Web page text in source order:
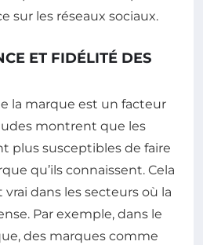
sur les réseaux sociaux.
ET FIDÉLITÉ DES
la marque est un facteur
montrent que les
plus susceptibles de faire
qu’ils connaissent. Cela
dans les secteurs où la
Par exemple, dans le
des marques comme